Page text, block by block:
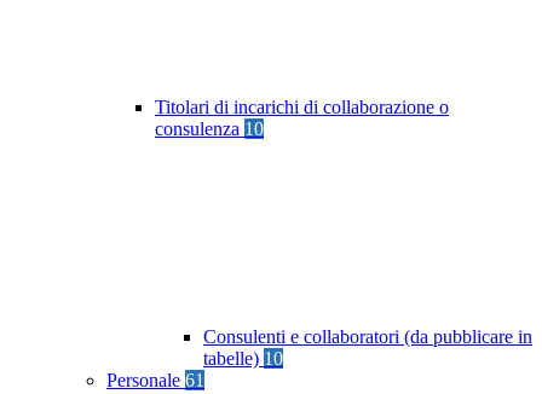
Titolari di incarichi di collaborazione o
consulenza 10
Consulenti e collaboratori (da pubblicare in
tabelle) 10
Personale 61